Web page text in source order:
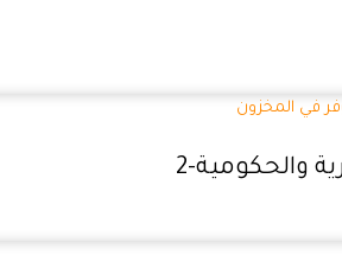
في المخزون
والحكومية-2